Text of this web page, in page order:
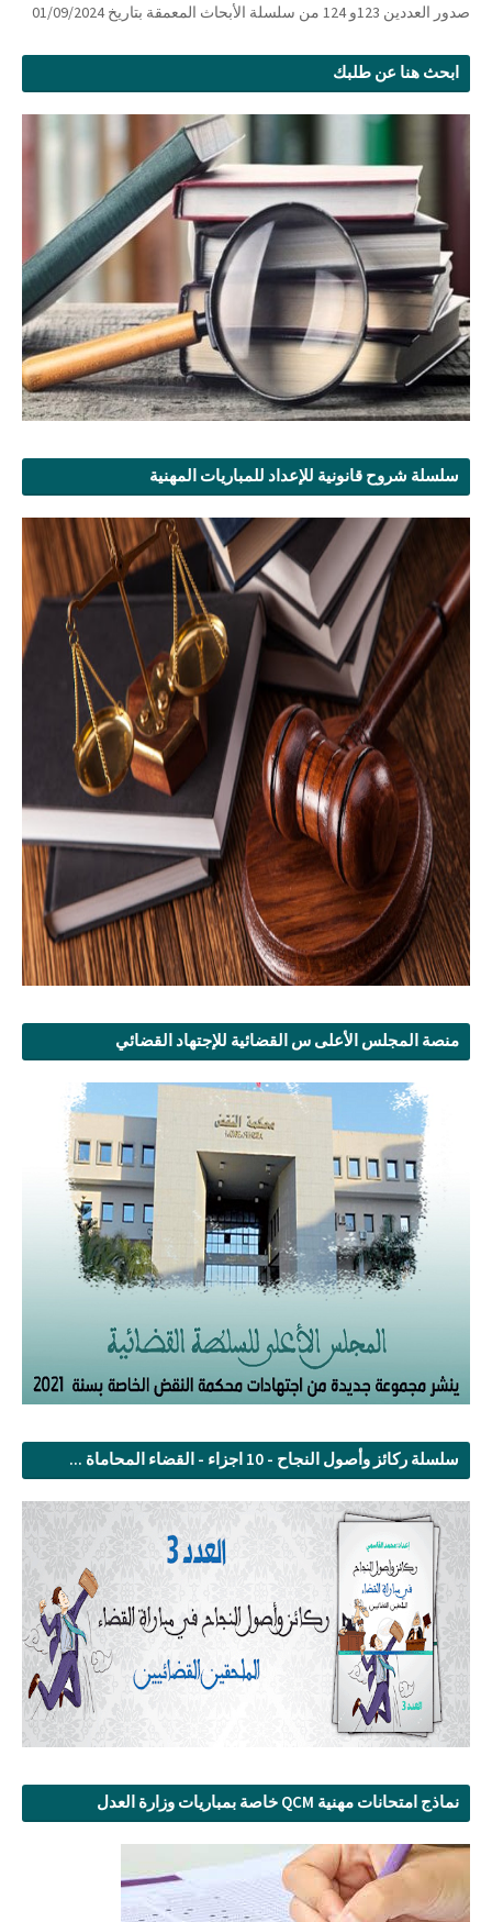
صدور العددين 123و 124 من سلسلة الأبحاث المعمقة بتاريخ 01/09/2024
ابحث هنا عن طلبك
سلسلة شروح قانونية للإعداد للمباريات المهنية
منصة المجلس الأعلى س القضائية للإجتهاد القضائي
سلسلة ركائز وأصول النجاح - 10 اجزاء - القضاء المحاماة ...
نماذج امتحانات مهنية QCM خاصة بمباريات وزارة العدل